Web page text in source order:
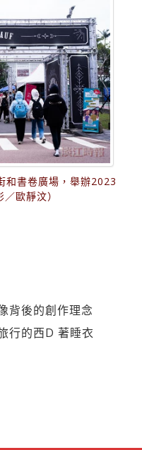
和書卷廣場，舉辦2023
歐靜汶）
背後的創作理念
行的西D 著睡衣